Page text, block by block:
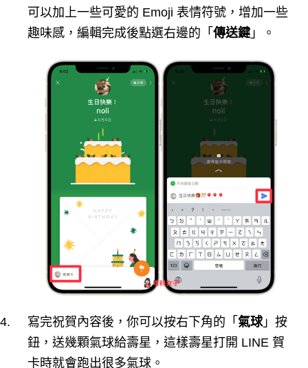
可以加上一些可愛的 Emoji 表情符號，增加一些
趣味感，編輯完成後點選右邊的「 傳送鍵」。
寫完祝賀內容後，你可以按右下角的「 氣球」按
鈕，送幾顆氣球給壽星，這樣壽星打開 LINE 賀
卡時就會跑出很多氣球。